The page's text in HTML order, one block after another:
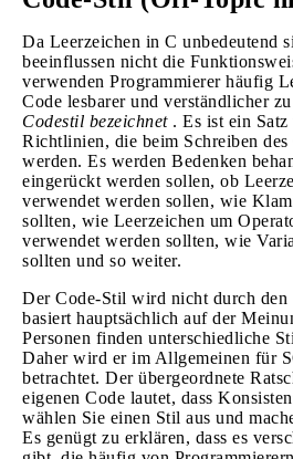
Da Leerzeichen in C unbedeutend
beeinflussen nicht die
verwenden Programmierer häufig
Code lesbarer und verständlicher
Codestil bezeichnet. Es ist ein Satz
Richtlinien, die beim Schreiben
werden. Es werden Bedenken
eingerückt werden sollen, ob
verwendet werden sollen, wie
sollten, wie Leerzeichen um
verwendet werden sollten, wie
sollten und so weiter.
Der Code-Stil wird nicht durch den
basiert hauptsächlich auf der
Personen finden unterschiedliche
Daher wird er im Allgemeinen für
betrachtet. Der übergeordnete
eigenen Code lautet, dass
wählen Sie einen Stil aus und
Es genügt zu erklären, dass es